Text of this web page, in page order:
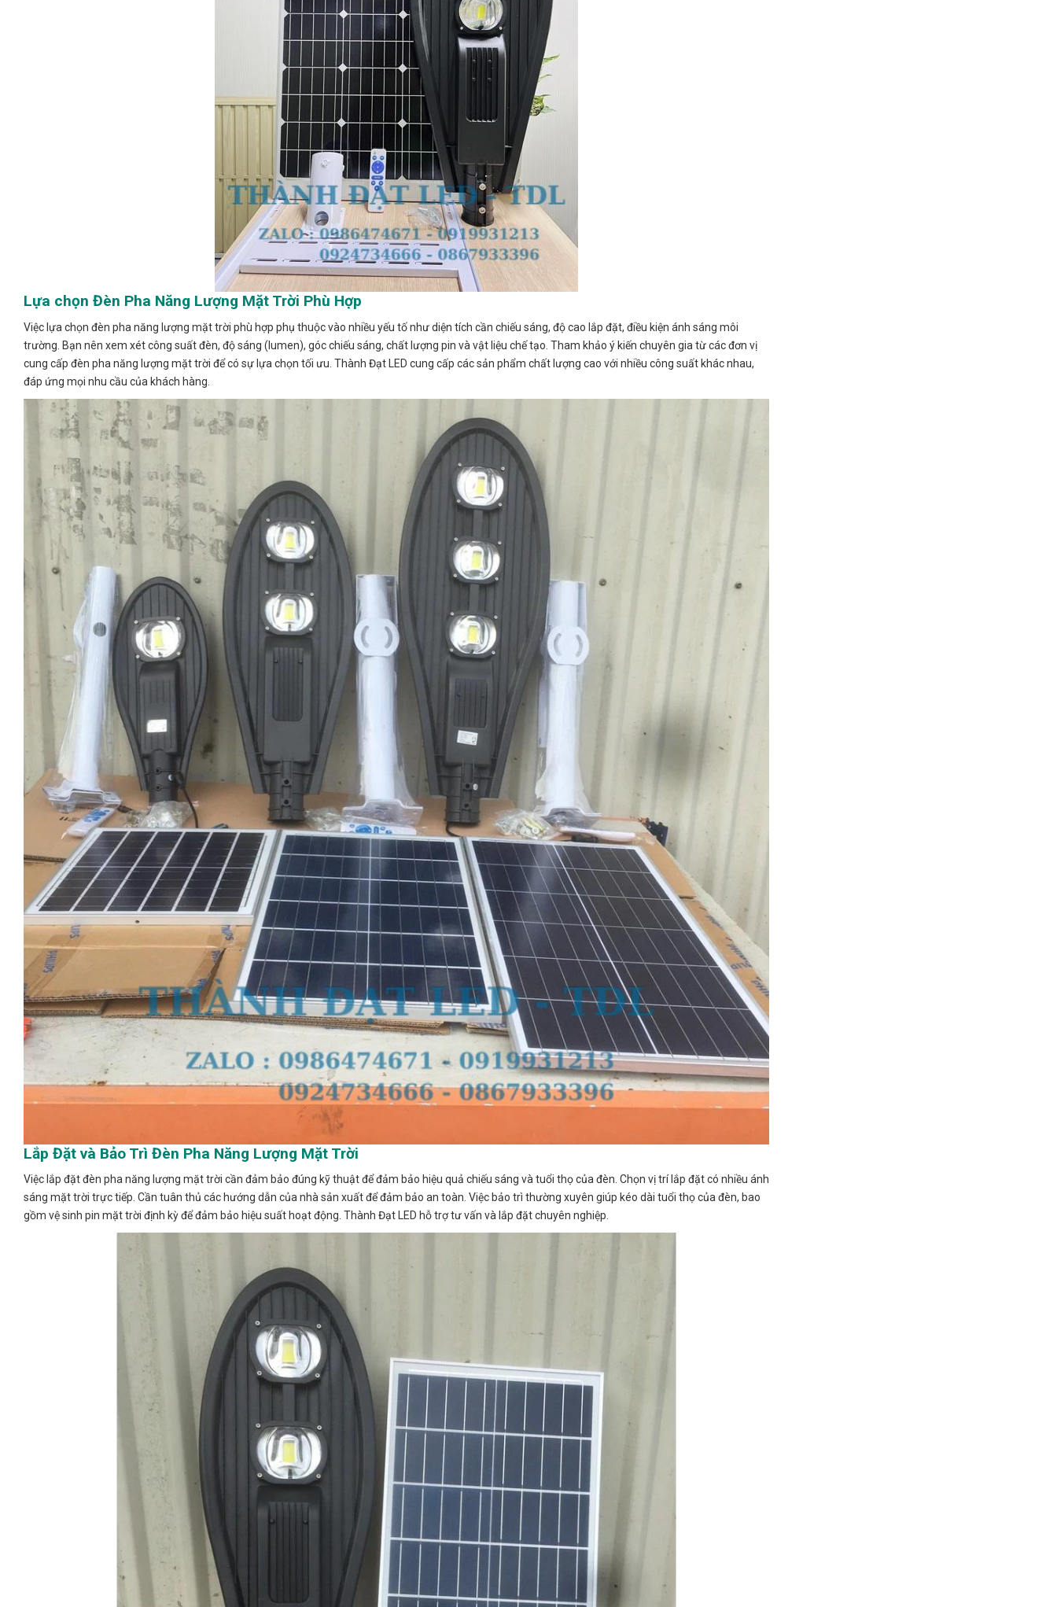
Lựa chọn Đèn Pha Năng Lượng Mặt Trời Phù Hợp
Việc lựa chọn đèn pha năng lượng mặt trời phù hợp phụ thuộc vào nhiều yếu tố như diện tích cần chiếu sáng, độ cao lắp đặt, điều kiện ánh sáng môi
trường. Bạn nên xem xét công suất đèn, độ sáng (lumen), góc chiếu sáng, chất lượng pin và vật liệu chế tạo. Tham khảo ý kiến chuyên gia từ các đơn vị
cung cấp đèn pha năng lượng mặt trời để có sự lựa chọn tối ưu. Thành Đạt LED cung cấp các sản phẩm chất lượng cao với nhiều công suất khác nhau,
đáp ứng mọi nhu cầu của khách hàng.
Lắp Đặt và Bảo Trì Đèn Pha Năng Lượng Mặt Trời
Việc lắp đặt đèn pha năng lượng mặt trời cần đảm bảo đúng kỹ thuật để đảm bảo hiệu quả chiếu sáng và tuổi thọ của đèn. Chọn vị trí lắp đặt có nhiều ánh
sáng mặt trời trực tiếp. Cần tuân thủ các hướng dẫn của nhà sản xuất để đảm bảo an toàn. Việc bảo trì thường xuyên giúp kéo dài tuổi thọ của đèn, bao
gồm vệ sinh pin mặt trời định kỳ để đảm bảo hiệu suất hoạt động. Thành Đạt LED hỗ trợ tư vấn và lắp đặt chuyên nghiệp.